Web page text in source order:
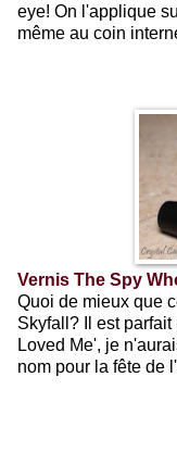
eye! On l'applique
même au coin
Vernis The Spy
Quoi de mieux que
Skyfall? Il est
Loved Me', je
nom pour la fête de